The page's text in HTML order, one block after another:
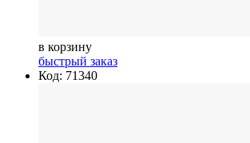
в корзину
быстрый заказ
Код: 71340